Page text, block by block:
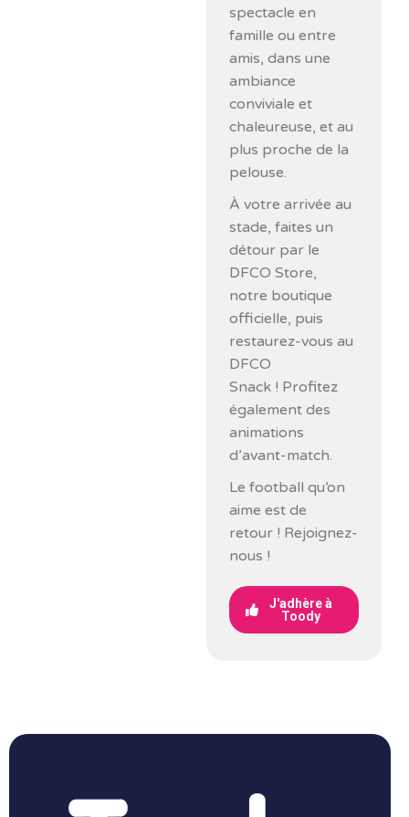
spectacle en
famille ou entre
amis, dans une
ambiance
conviviale et
chaleureuse, et au
plus proche de la
pelouse.
À votre arrivée au
stade, faites un
détour par le
DFCO Store,
notre boutique
officielle, puis
restaurez-vous au
DFCO
Snack ! Profitez
également des
animations
d’avant-match.
Le football qu’on
aime est de
retour ! Rejoignez-
nous !
J'adhère à
Toody